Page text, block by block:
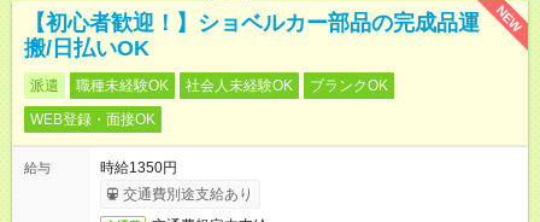
NEW
【初心者歓迎！】ショベルカー部品の完成品運
搬/日払いOK
派遣 職種未経験OK 社会人未経験OK
ブランクOK
WEB登録・面接OK
給与
時給1350円
交通費別途支給あり